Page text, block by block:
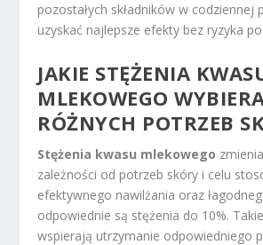
pozostałych składników w codziennej
uzyskać najlepsze efekty bez ryzyka
JAKIE STĘŻENIA
MLEKOWEGO
RÓŻNYCH POTRZEB
Stężenia kwasu mlekowego
zależności od potrzeb skóry i celu
efektywnego nawilżania oraz
odpowiednie są stężenia do 10%.
wspierają utrzymanie odpowiedniego